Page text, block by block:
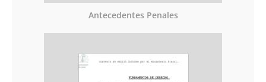
Antecedentes Penales